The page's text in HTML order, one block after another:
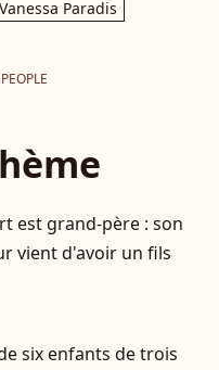
Vanessa Paradis
est grand-père : son
vient d'avoir un fils
six enfants de trois